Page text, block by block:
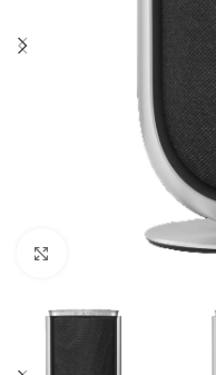
Κάντε κλικ για